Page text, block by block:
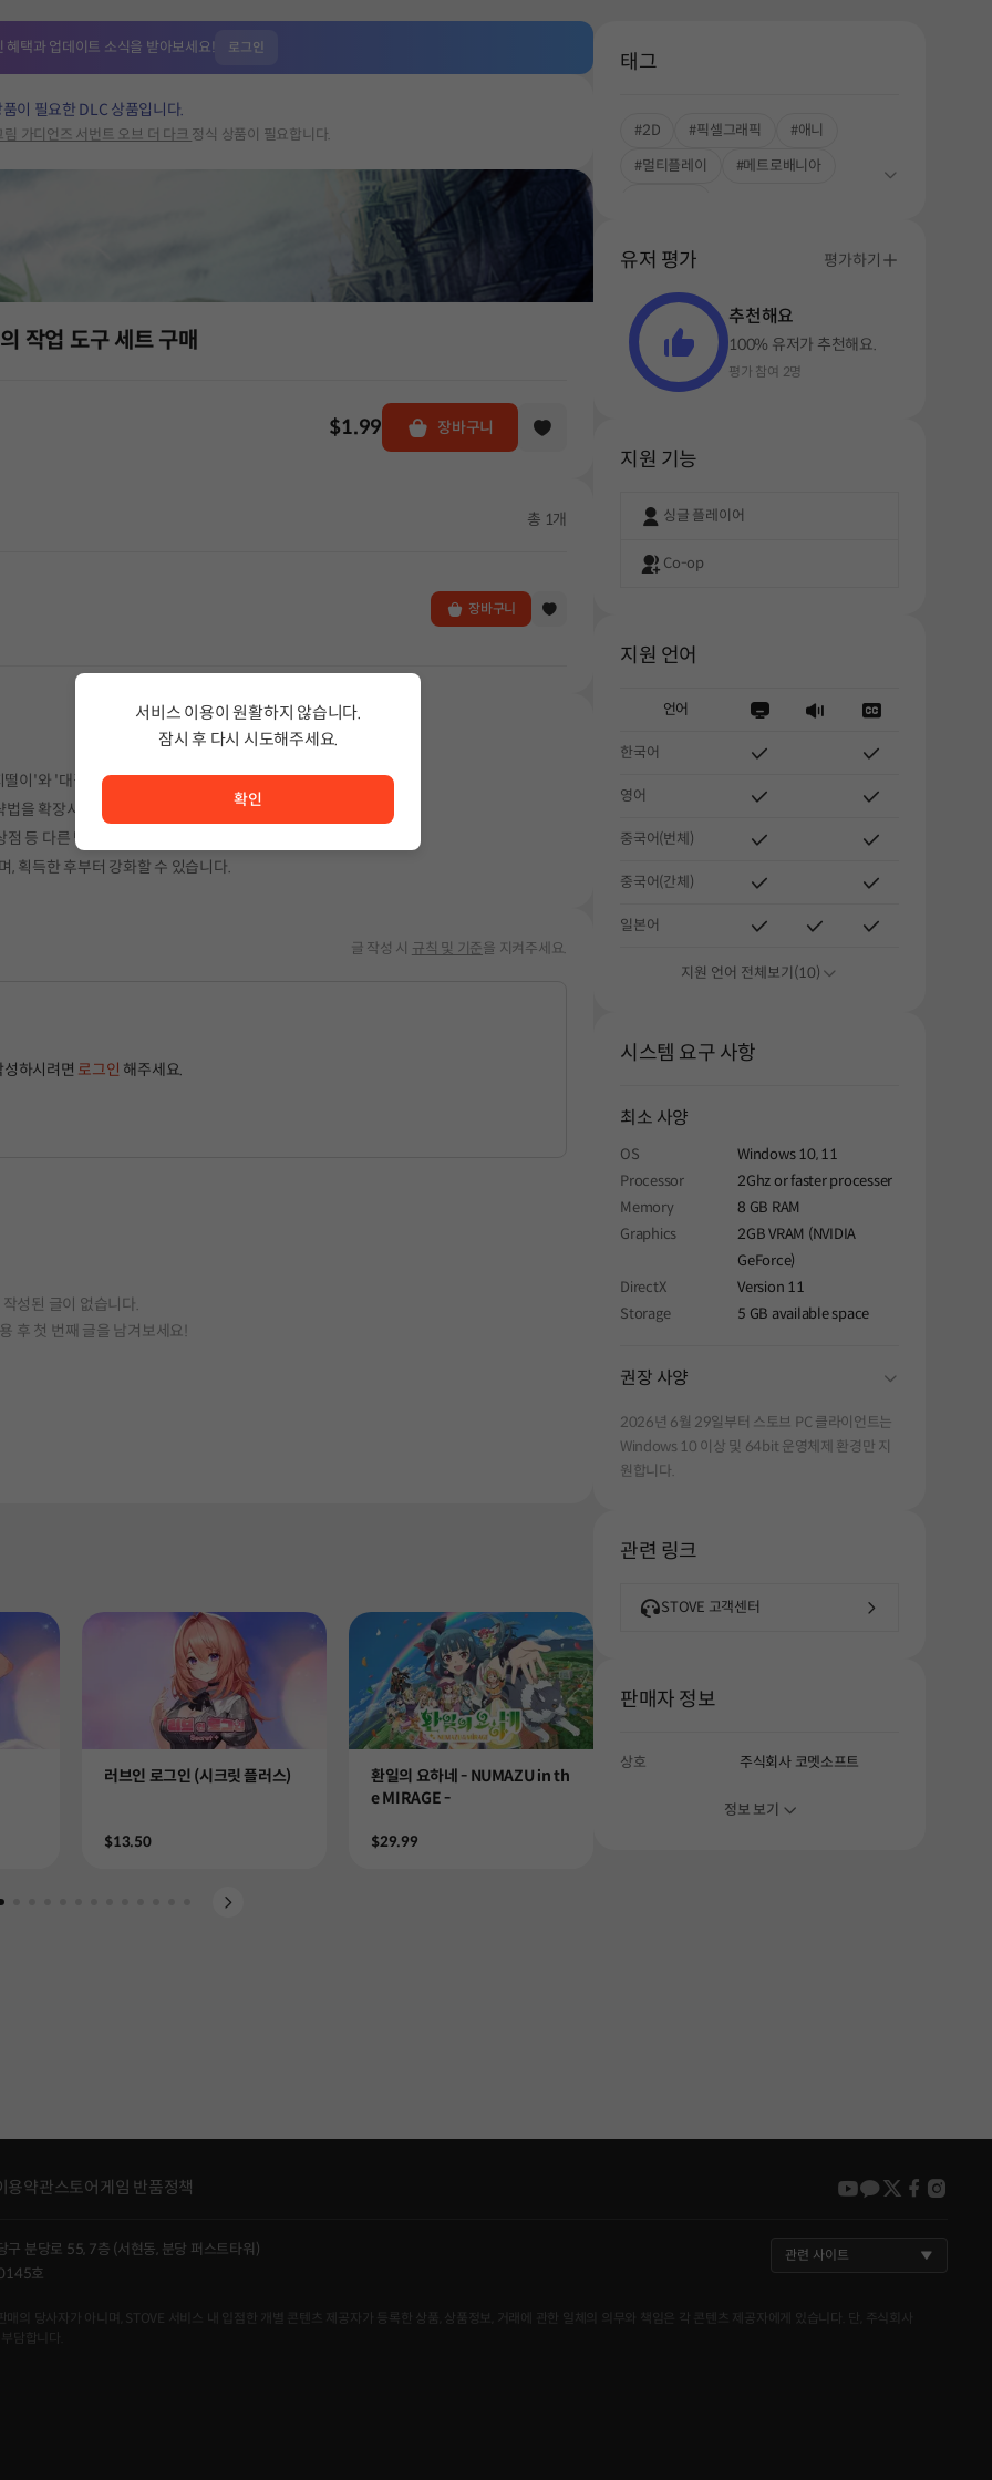
혜택과 업데이트 소식을 받아보세요! 로그인
이 필요한 DLC 상품입니다.
림 가디언즈 서번트 오브 더 다크 정식 상품이 필요합니다.
작업 도구 세트 구매
$1.99 장바구니
총 1개
장바구니
이'와 '대걸레'를 획득할 수 있습니다.
을 확장시켜 줍니다.
등 다른 방법으로는 획득할 수 없습니다.
, 획득한 후부터 강화할 수 있습니다.
글 작성 시 규칙 및 기준을 지켜주세요.
성하시려면 로그인 해주세요.
작성된 글이 없습니다.
후 첫 번째 글을 남겨보세요!
Product
러브인 로그인 (시크릿 플러스)
Price
$13.50
Product
환일의 요하네 - NUMAZU in th
e MIRAGE -
Price
$29.99
1 Go to slide 10
Go to slide 11
Go to slide 12
Go to slide 13
태그
#2D #픽셀그래픽
#애니
#멀티플레이
#메트로배니아
유저 평가 평가하기
추천해요
100% 유저가 추천해요.
평가 참여 2명
지원 기능
싱글 플레이어
Co-op
지원 언어
언어
한국어
영어
중국어(번체)
중국어(간체)
일본어
지원 언어 전체보기(10)
시스템 요구 사항
최소 사양
OS
Windows 10, 11
Processor
2Ghz or faster processer
Memory
8 GB RAM
Graphics
2GB VRAM (NVIDIA
GeForce)
DirectX
Version 11
Storage
5 GB available space
권장 사양 folding
2026년 6월 29일부터 스토브 PC 클라이언트는
Windows 10 이상 및 64bit 운영체제 환경만 지
원합니다.
관련 링크
STOVE 고객센터
판매자 정보
상호 주식회사 코멧소프트
정보 보기
용약관스토어게임 반품정책 youtube
kakao
twitter
구 분당로 55, 7층 (서현동, 분당 퍼스트타워)
호
관련 사이트
의 당사자가 아니며, STOVE 서비스 내 입점한 개별 콘텐츠 제공자가 등록한 상품, 상품정보, 거래에 관한 일체의 의무와 책임은 각 콘텐츠 제공자에게 있습니다. 단, 주식회사
담합니다.
서비스 이용이 원활하지 않습니다.
잠시 후 다시 시도해주세요.
확인